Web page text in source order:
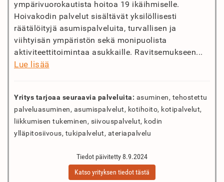
ympärivuorokautista hoitoa 19 ikäihmiselle.
Hoivakodin palvelut sisältävät yksilöllisesti
räätälöityjä asumispalveluita, turvallisen ja
viihtyisän ympäristön sekä monipuolista
aktiviteettitoimintaa asukkaille. Ravitsemukseen...
Lue lisää
Yritys tarjoaa seuraavia palveluita: asuminen, tehostettu
palveluasuminen, asumispalvelut, kotihoito, kotipalvelut,
liikkumisen tukeminen, siivouspalvelut, kodin
ylläpitosiivous, tukipalvelut, ateriapalvelu
Tiedot päivitetty 8.9.2024
Katso yrityksen tiedot tästä